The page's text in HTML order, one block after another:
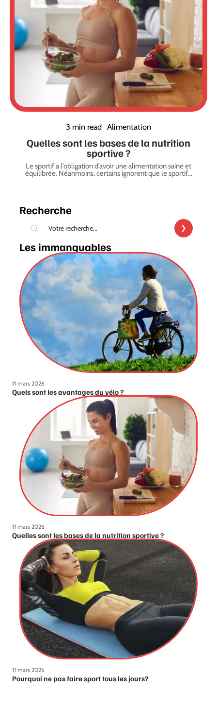
3 min read Alimentation
Quelles sont les bases de la nutrition
sportive ?
Le sportif a l’obligation d’avoir une alimentation saine et
équilibrée. Néanmoins, certains ignorent que le sportif…
Recherche
Les immanquables
11 mars 2026
Quels sont les avantages du vélo ?
11 mars 2026
Quelles sont les bases de la nutrition sportive ?
11 mars 2026
Pourquoi ne pas faire sport tous les jours?